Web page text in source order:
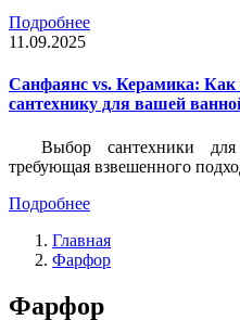
Подробнее
11.09.2025
Санфаянс vs. Керамика:
сантехнику для вашей
Выбор сантехники
требующая взвешенного
Подробнее
Главная
Фарфор
Фарфор